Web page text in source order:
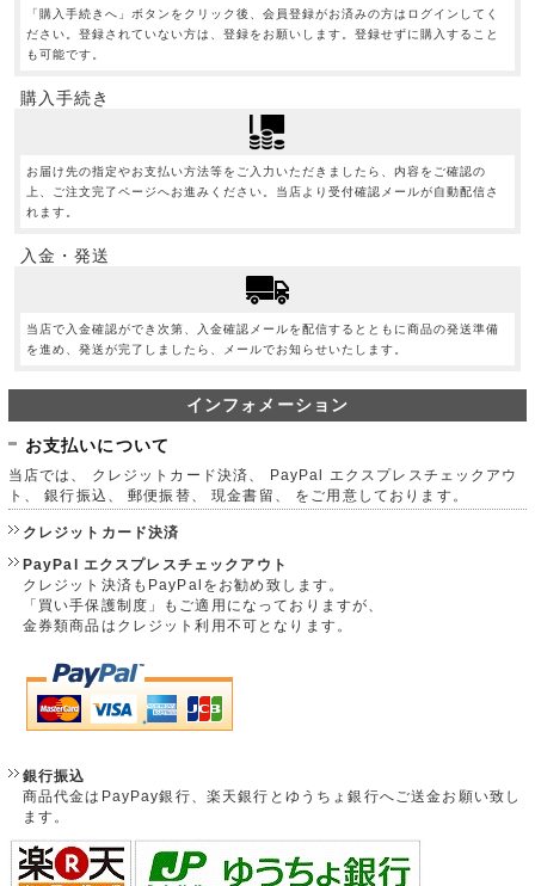
「購入手続きへ」ボタンをクリック後、会員登録がお済みの方はログインしてく
ださい。登録されていない方は、登録をお願いします。登録せずに購入すること
も可能です。
購入手続き
お届け先の指定やお支払い方法等をご入力いただきましたら、内容をご確認の
上、ご注文完了ページへお進みください。当店より受付確認メールが自動配信さ
れます。
入金・発送
当店で入金確認ができ次第、入金確認メールを配信するとともに商品の発送準備
を進め、発送が完了しましたら、メールでお知らせいたします。
インフォメーション
お支払いについて
当店では、 クレジットカード決済、 PayPal エクスプレスチェックアウ
ト、 銀行振込、 郵便振替、 現金書留、 をご用意しております。
クレジットカード決済
PayPal エクスプレスチェックアウト
クレジット決済もPayPalをお勧め致します。
「買い手保護制度」もご適用になっておりますが、
金券類商品はクレジット利用不可となります。
銀行振込
商品代金はPayPay銀行、楽天銀行とゆうちょ銀行へご送金お願い致し
ます。